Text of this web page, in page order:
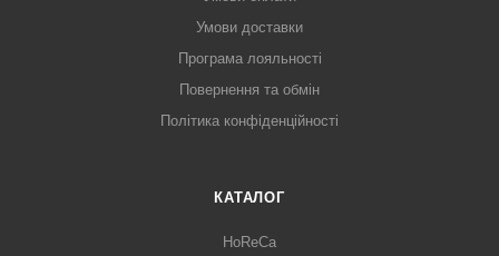
Умови доставки
Програма лояльності
Повернення та обмін
Політика конфіденційності
КАТАЛОГ
HoReCa